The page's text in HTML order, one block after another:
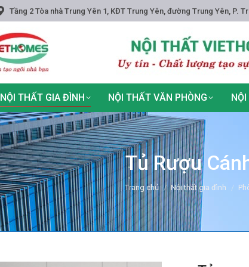
Tầng 2 Tòa nhà Trung Yên 1, KĐT Trung Yên, đường Trung Yên, P.
NỘI THẤT GIA ĐÌNH NỘI THẤT VĂN PHÒNG
Tủ Rượu
You are here:
Trang chủ Nội thất gia đình